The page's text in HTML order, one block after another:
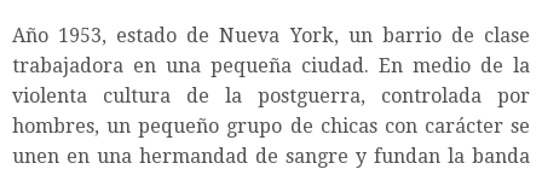
Año 1953, estado de Nueva York, un barrio de clase
trabajadora en una pequeña ciudad. En medio de la
violenta cultura de la postguerra, controlada por
hombres, un pequeño grupo de chicas con carácter se
unen en una hermandad de sangre y fundan la banda